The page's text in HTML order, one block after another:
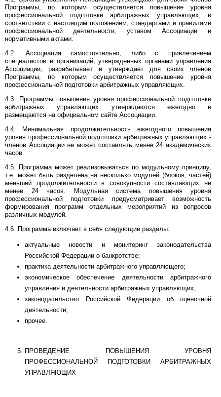
Программы, по которым осуществляется повышение уровня
профессиональной подготовки арбитражных управляющих, в
соответствии с настоящим положением, стандартами и правилами
профессиональной деятельности, уставом Ассоциации и
нормативными актами.
4.2. Ассоциация самостоятельно, либо с привлечением
специалистов и организаций, утвержденных органами управления
Ассоциации, разрабатывает и утверждает для своих членов
Программы, по которым осуществляется повышение уровня
профессиональной подготовки арбитражных управляющих.
4.3. Программы повышения уровня профессиональной подготовки
арбитражных управляющих утверждаются ежегодно и
размещаются на официальном сайте Ассоциации.
4.4. Минимальная продолжительность ежегодного повышения
уровня профессиональной подготовки арбитражных управляющих -
членов Ассоциации не может составлять менее 24 академических
часов.
4.5. Программа может реализовываться по модульному принципу,
т.е. может быть разде­лена на несколько модулей (блоков, частей)
меньшей продолжительности в совокуп­ности составляющих не
менее 24 часов. Модульная система повышения уровня
профессиональной подготовки предусматривает возможность
формирования программ отдельных мероприятий из вопросов
различных модулей.
4.6. Программа включает в себя следующие разделы:
актуальные новости и мониторинг законодательства
Российской Федерации о банкротстве;
практика деятельности арбитражного управляющего;
экономическое обеспечение деятельности арбитражного
управления и деятельности арбитражных управляющих;
законодательство Российской Федерации об оценочной
деятельности;
прочее.
ПРОВЕДЕНИЕ ПОВЫШЕНИЯ УРОВНЯ
ПРОФЕССИОНАЛЬНОЙ ПОДГОТОВКИ АРБИТРАЖНЫХ
УПРАВЛЯЮЩИХ